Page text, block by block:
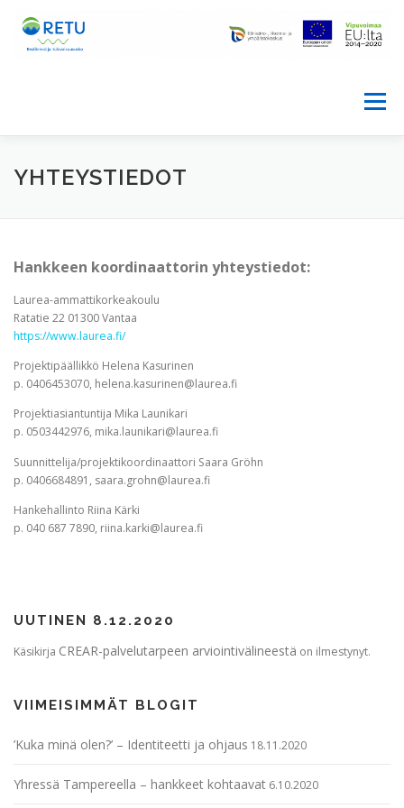
sisältöön
Valikko
ETUSIVU HANKE
BLOGI YHTEYSTIEDOT
RETU IN ENGLISH
YHTEYSTIEDOT
Hankkeen koordinaattorin yhteystiedot:
Laurea-ammattikorkeakoulu
Ratatie 22 01300 Vantaa
https://www.laurea.fi/
Projektipäällikkö Helena Kasurinen
p. 0406453070, helena.kasurinen@laurea.fi
Projektiasiantuntija Mika Launikari
p. 0503442976, mika.launikari@laurea.fi
Suunnittelija/projektikoordinaattori Saara Gröhn
p. 0406684891, saara.grohn@laurea.fi
Hankehallinto Riina Kärki
p. 040 687 7890, riina.karki@laurea.fi
UUTINEN 8.12.2020
Käsikirja CREAR-palvelutarpeen arviointivälineestä on ilmestynyt.
VIIMEISIMMÄT BLOGIT
’Kuka minä olen?’ – Identiteetti ja ohjaus 18.11.2020
Yhressä Tampereella – hankkeet kohtaavat 6.10.2020